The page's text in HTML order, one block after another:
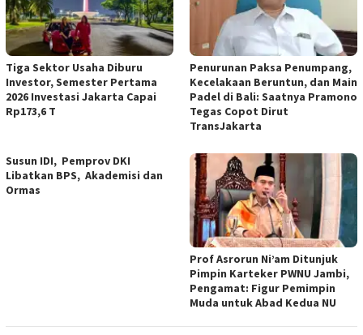
Tiga Sektor Usaha Diburu
Investor, Semester Pertama
2026 Investasi Jakarta Capai
Rp173,6 T
Penurunan Paksa Penumpang,
Kecelakaan Beruntun, dan Main
Padel di Bali: Saatnya Pramono
Tegas Copot Dirut
TransJakarta
Susun IDI, Pemprov DKI
Libatkan BPS, Akademisi dan
Ormas
Prof Asrorun Ni’am Ditunjuk
Pimpin Karteker PWNU Jambi,
Pengamat: Figur Pemimpin
Muda untuk Abad Kedua NU